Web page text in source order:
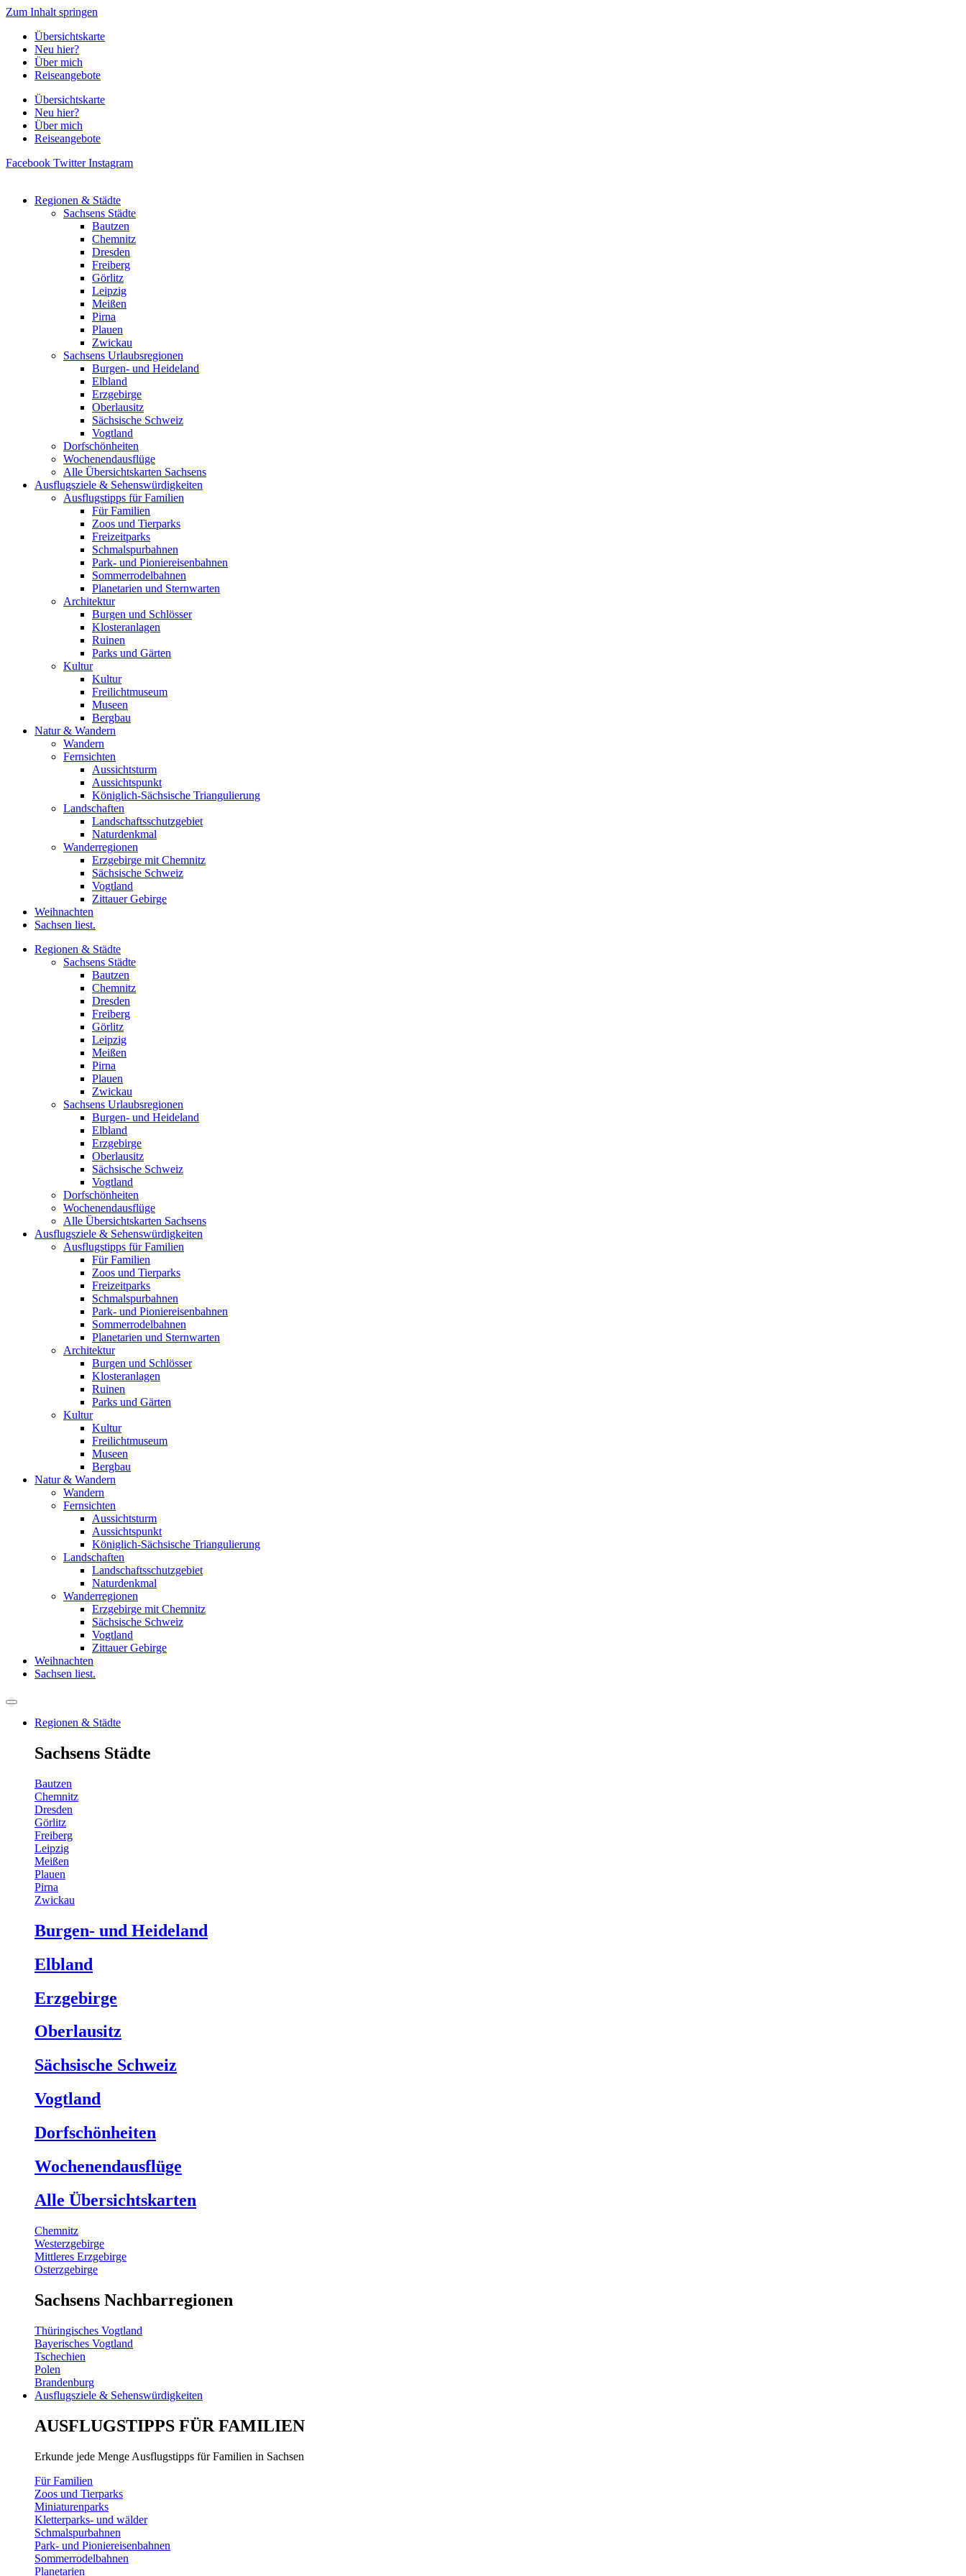
Zum Inhalt springen
Übersichtskarte
Neu hier?
Über mich
Reiseangebote
Übersichtskarte
Neu hier?
Über mich
Reiseangebote
Facebook Twitter Instagram
Regionen & Städte
Sachsens Städte
Bautzen
Chemnitz
Dresden
Freiberg
Görlitz
Leipzig
Meißen
Pirna
Plauen
Zwickau
Sachsens Urlaubsregionen
Burgen- und Heideland
Elbland
Erzgebirge
Oberlausitz
Sächsische Schweiz
Vogtland
Dorfschönheiten
Wochenendausflüge
Alle Übersichtskarten Sachsens
Ausflugsziele & Sehenswürdigkeiten
Ausflugstipps für Familien
Für Familien
Zoos und Tierparks
Freizeitparks
Schmalspurbahnen
Park- und Pioniereisenbahnen
Sommerrodelbahnen
Planetarien und Sternwarten
Architektur
Burgen und Schlösser
Klosteranlagen
Ruinen
Parks und Gärten
Kultur
Kultur
Freilichtmuseum
Museen
Bergbau
Natur & Wandern
Wandern
Fernsichten
Aussichtsturm
Aussichtspunkt
Königlich-Sächsische Triangulierung
Landschaften
Landschaftsschutzgebiet
Naturdenkmal
Wanderregionen
Erzgebirge mit Chemnitz
Sächsische Schweiz
Vogtland
Zittauer Gebirge
Weihnachten
Sachsen liest.
Regionen & Städte
Sachsens Städte
Bautzen
Chemnitz
Dresden
Freiberg
Görlitz
Leipzig
Meißen
Pirna
Plauen
Zwickau
Sachsens Urlaubsregionen
Burgen- und Heideland
Elbland
Erzgebirge
Oberlausitz
Sächsische Schweiz
Vogtland
Dorfschönheiten
Wochenendausflüge
Alle Übersichtskarten Sachsens
Ausflugsziele & Sehenswürdigkeiten
Ausflugstipps für Familien
Für Familien
Zoos und Tierparks
Freizeitparks
Schmalspurbahnen
Park- und Pioniereisenbahnen
Sommerrodelbahnen
Planetarien und Sternwarten
Architektur
Burgen und Schlösser
Klosteranlagen
Ruinen
Parks und Gärten
Kultur
Kultur
Freilichtmuseum
Museen
Bergbau
Natur & Wandern
Wandern
Fernsichten
Aussichtsturm
Aussichtspunkt
Königlich-Sächsische Triangulierung
Landschaften
Landschaftsschutzgebiet
Naturdenkmal
Wanderregionen
Erzgebirge mit Chemnitz
Sächsische Schweiz
Vogtland
Zittauer Gebirge
Weihnachten
Sachsen liest.
Regionen & Städte
Sachsens Städte
Bautzen
Chemnitz
Dresden
Görlitz
Freiberg
Leipzig
Meißen
Plauen
Pirna
Zwickau
Burgen- und Heideland
Elbland
Erzgebirge
Oberlausitz
Sächsische Schweiz
Vogtland
Dorfschönheiten
Wochenendausflüge
Alle Übersichtskarten
Chemnitz
Westerzgebirge
Mittleres Erzgebirge
Osterzgebirge
Sachsens Nachbarregionen
Thüringisches Vogtland
Bayerisches Vogtland
Tschechien
Polen
Brandenburg
Ausflugsziele & Sehenswürdigkeiten
AUSFLUGSTIPPS FÜR FAMILIEN
Erkunde jede Menge Ausflugstipps für Familien in Sachsen
Für Familien
Zoos und Tierparks
Miniaturenparks
Kletterparks- und wälder
Schmalspurbahnen
Park- und Pioniereisenbahnen
Sommerrodelbahnen
Planetarien